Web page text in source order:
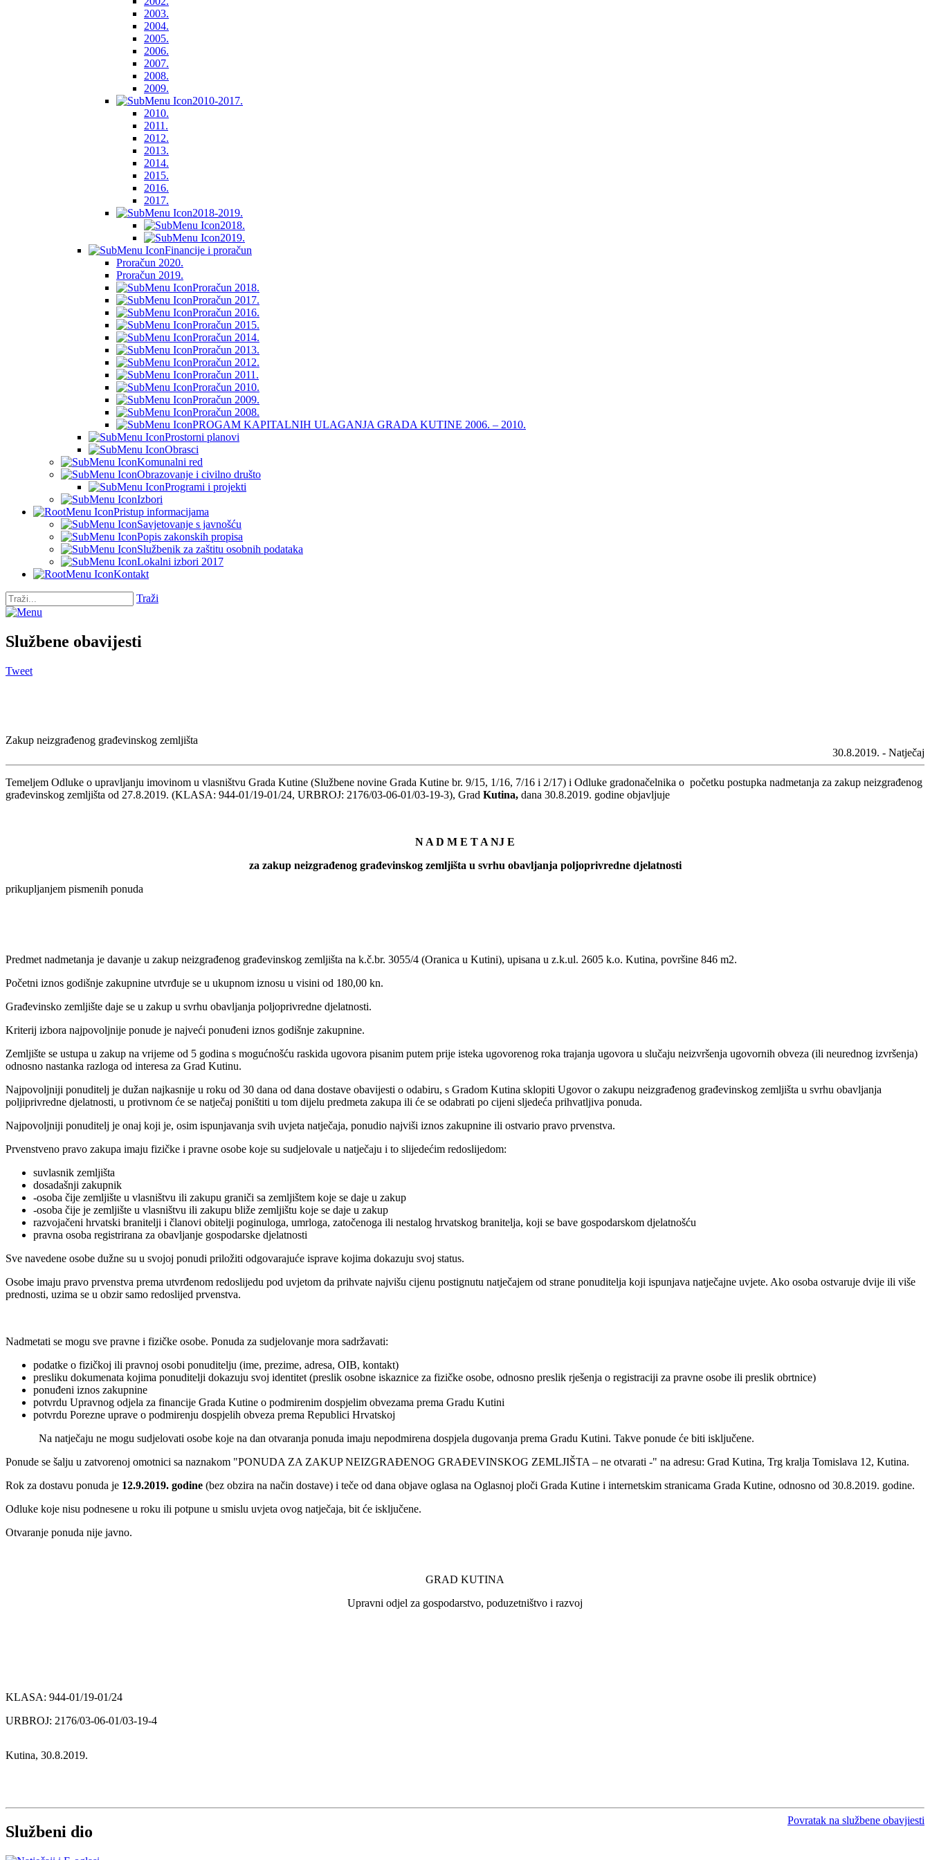
2003.
2004.
2005.
2006.
2007.
2008.
2009.
2010-2017.
2010.
2011.
2012.
2013.
2014.
2015.
2016.
2017.
2018-2019.
2018.
2019.
Financije i proračun
Proračun 2020.
Proračun 2019.
Proračun 2018.
Proračun 2017.
Proračun 2016.
Proračun 2015.
Proračun 2014.
Proračun 2013.
Proračun 2012.
Proračun 2011.
Proračun 2010.
Proračun 2009.
Proračun 2008.
PROGAM KAPITALNIH ULAGANJA GRADA KUTINE 2006. – 2010.
Prostorni planovi
Obrasci
Komunalni red
Obrazovanje i civilno društo
Programi i projekti
Izbori
Pristup informacijama
Savjetovanje s javnošću
Popis zakonskih propisa
Službenik za zaštitu osobnih podataka
Lokalni izbori 2017
Kontakt
Traži
Službene obavijesti
Tweet
Zakup neizgrađenog građevinskog zemljišta
30.8.2019. - Natječaj
Temeljem Odluke o upravljanju imovinom u vlasništvu Grada Kutine (Službene novine Grada Kutine br. 9/15, 1/16, 7/16 i 2/17) i Odluke gradonačelnika o početku postupka nadmetanja za zakup neizgrađenog
građevinskog zemljišta od 27.8.2019. (KLASA: 944-01/19-01/24, URBROJ: 2176/03-06-01/03-19-3), Grad Kutina, dana 30.8.2019. godine objavljuje
N A D M E T A NJ E
za zakup neizgrađenog građevinskog zemljišta u svrhu obavljanja poljoprivredne djelatnosti
prikupljanjem pismenih ponuda
Predmet nadmetanja je davanje u zakup neizgrađenog građevinskog zemljišta na k.č.br. 3055/4 (Oranica u Kutini), upisana u z.k.ul. 2605 k.o. Kutina, površine 846 m2.
Početni iznos godišnje zakupnine utvrđuje se u ukupnom iznosu u visini od 180,00 kn.
Građevinsko zemljište daje se u zakup u svrhu obavljanja poljoprivredne djelatnosti.
Kriterij izbora najpovoljnije ponude je najveći ponuđeni iznos godišnje zakupnine.
Zemljište se ustupa u zakup na vrijeme od 5 godina s mogućnošću raskida ugovora pisanim putem prije isteka ugovorenog roka trajanja ugovora u slučaju neizvršenja ugovornih obveza (ili neurednog izvršenja)
odnosno nastanka razloga od interesa za Grad Kutinu.
Najpovoljniji ponuditelj je dužan najkasnije u roku od 30 dana od dana dostave obavijesti o odabiru, s Gradom Kutina sklopiti Ugovor o zakupu neizgrađenog građevinskog zemljišta u svrhu obavljanja
poljiprivredne djelatnosti, u protivnom će se natječaj poništiti u tom dijelu predmeta zakupa ili će se odabrati po cijeni sljedeća prihvatljiva ponuda.
Najpovoljniji ponuditelj je onaj koji je, osim ispunjavanja svih uvjeta natječaja, ponudio najviši iznos zakupnine ili ostvario pravo prvenstva.
Prvenstveno pravo zakupa imaju fizičke i pravne osobe koje su sudjelovale u natječaju i to slijedećim redoslijedom:
suvlasnik zemljišta
dosadašnji zakupnik
-osoba čije zemljište u vlasništvu ili zakupu graniči sa zemljištem koje se daje u zakup
-osoba čije je zemljište u vlasništvu ili zakupu bliže zemljištu koje se daje u zakup
razvojačeni hrvatski branitelji i članovi obitelji poginuloga, umrloga, zatočenoga ili nestalog hrvatskog branitelja, koji se bave gospodarskom djelatnošću
pravna osoba registrirana za obavljanje gospodarske djelatnosti
Sve navedene osobe dužne su u svojoj ponudi priložiti odgovarajuće isprave kojima dokazuju svoj status.
Osobe imaju pravo prvenstva prema utvrđenom redoslijedu pod uvjetom da prihvate najvišu cijenu postignutu natječajem od strane ponuditelja koji ispunjava natječajne uvjete. Ako osoba ostvaruje dvije ili više
prednosti, uzima se u obzir samo redoslijed prvenstva.
Nadmetati se mogu sve pravne i fizičke osobe. Ponuda za sudjelovanje mora sadržavati:
podatke o fizičkoj ili pravnoj osobi ponuditelju (ime, prezime, adresa, OIB, kontakt)
presliku dokumenata kojima ponuditelji dokazuju svoj identitet (preslik osobne iskaznice za fizičke osobe, odnosno preslik rješenja o registraciji za pravne osobe ili preslik obrtnice)
ponuđeni iznos zakupnine
potvrdu Upravnog odjela za financije Grada Kutine o podmirenim dospjelim obvezama prema Gradu Kutini
potvrdu Porezne uprave o podmirenju dospjelih obveza prema Republici Hrvatskoj
Na natječaju ne mogu sudjelovati osobe koje na dan otvaranja ponuda imaju nepodmirena dospjela dugovanja prema Gradu Kutini. Takve ponude će biti isključene.
Ponude se šalju u zatvorenoj omotnici sa naznakom "PONUDA ZA ZAKUP NEIZGRAĐENOG GRAĐEVINSKOG ZEMLJIŠTA – ne otvarati -" na adresu: Grad Kutina, Trg kralja Tomislava 12, Kutina.
Rok za dostavu ponuda je 12.9.2019. godine (bez obzira na način dostave) i teče od dana objave oglasa na Oglasnoj ploči Grada Kutine i internetskim stranicama Grada Kutine, odnosno od 30.8.2019. godine.
Odluke koje nisu podnesene u roku ili potpune u smislu uvjeta ovog natječaja, bit će isključene.
Otvaranje ponuda nije javno.
GRAD KUTINA
Upravni odjel za gospodarstvo, poduzetništvo i razvoj
KLASA: 944-01/19-01/24
URBROJ: 2176/03-06-01/03-19-4
Kutina, 30.8.2019.
Povratak na službene obavjiesti
Službeni dio